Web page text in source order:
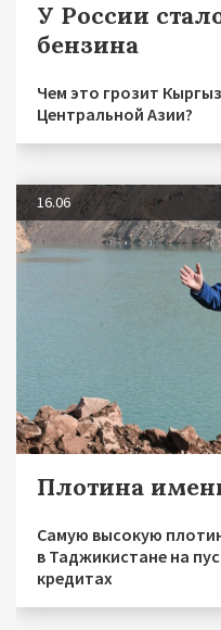
У России
бензина
Чем это грозит
Центральной Азии?
16.06
Плотина
Самую высокую
в Таджикистане на
кредитах